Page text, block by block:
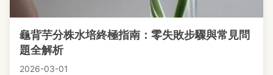
龜背芋分株水培終極指南：零失敗步驟與常見問
題全解析
2026-03-01